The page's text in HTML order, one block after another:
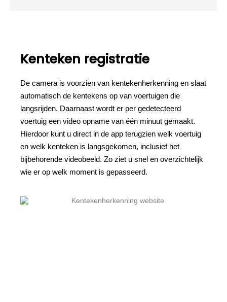
Kenteken registratie
De camera is voorzien van kentekenherkenning en slaat
automatisch de kentekens op van voertuigen die
langsrijden. Daarnaast wordt er per gedetecteerd
voertuig een video opname van één minuut gemaakt.
Hierdoor kunt u direct in de app terugzien welk voertuig
en welk kenteken is langsgekomen, inclusief het
bijbehorende videobeeld. Zo ziet u snel en overzichtelijk
wie er op welk moment is gepasseerd.